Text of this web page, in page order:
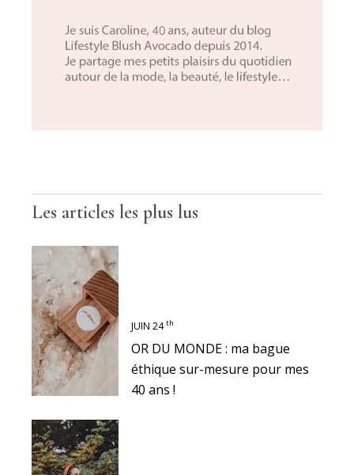
Les articles les plus lus
JUIN 24 th
OR DU MONDE : ma bague
éthique sur-mesure pour mes
40 ans !